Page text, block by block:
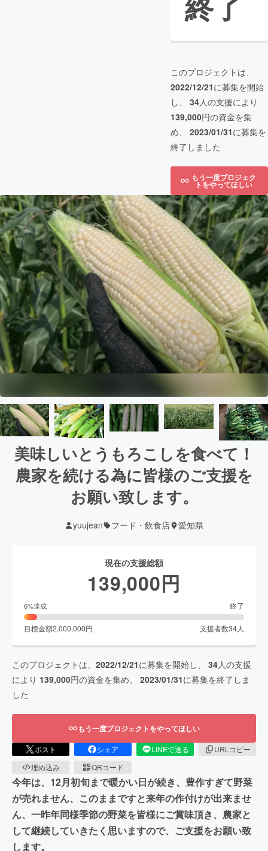
このプロジェクトは、
2022/12/21に募集を開始
し、 34人の支援により
139,000円の資金を集
め、 2023/01/31に募集を
終了しました
もう一度プロジェク
トをやってほしい
美味しいとうもろこしを食べて！
農家を続ける為に皆様のご支援を
お願い致します。
yuujean フード・飲食店 愛知県
現在の支援総額
139,000円
6%達成 終了
目標金額2,000,000円 支援者数34人
このプロジェクトは、 2022/12/21に募集を開始し、 34人の支援
により 139,000円の資金を集め、 2023/01/31に募集を終了しま
した
もう一度プロジェクトをやってほしい
ポスト シェア LINEで送る
URLコピー
埋め込み
QRコード
今年は、12月初旬まで暖かい日が続き、豊作すぎて野菜
が売れません、このままですと来年の作付けが出来ませ
ん、一昨年同様季節の野菜を皆様にご賞味頂き、農家と
して継続していきたく思いますので、ご支援をお願い致
します。